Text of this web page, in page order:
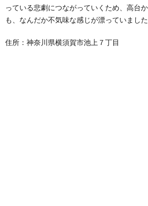
っている悲劇につながっていくため、高台
も、なんだか不気味な感じが漂っていました
住所：神奈川県横須賀市池上７丁目